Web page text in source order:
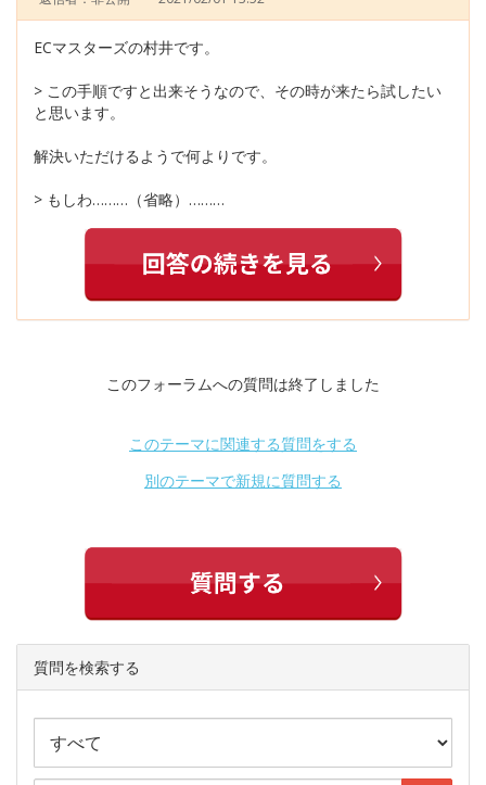
ECマスターズの村井です。
> この手順ですと出来そうなので、その時が来たら試したい
と思います。
解決いただけるようで何よりです。
> もしわ………（省略）………
このフォーラムへの質問は終了しました
このテーマに関連する質問をする
別のテーマで新規に質問する
質問を検索する